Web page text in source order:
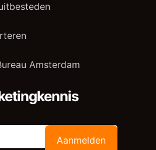
Amsterdam
Aanmelden